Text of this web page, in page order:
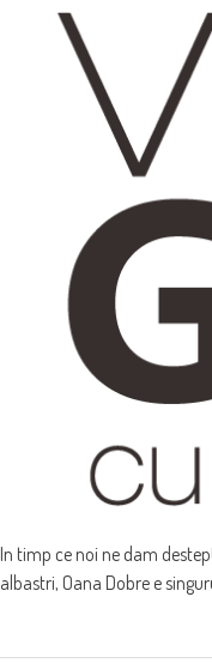
In timp ce noi ne dam
albastri, Oana Dobre e